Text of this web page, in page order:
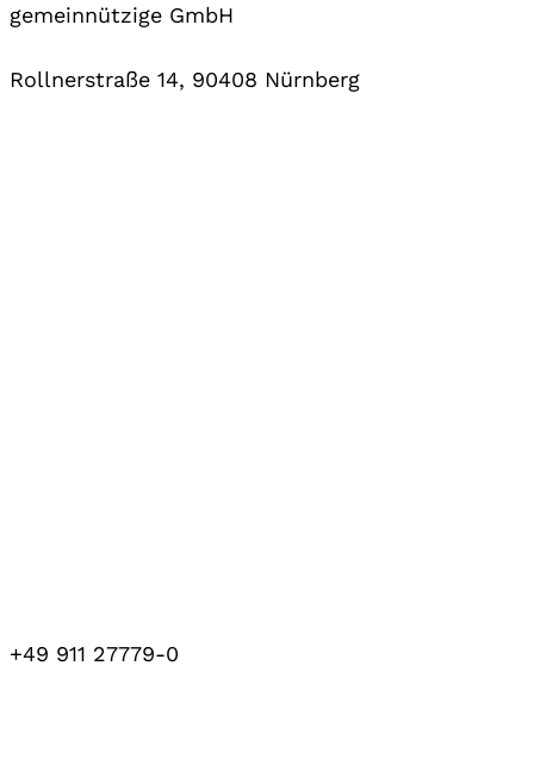
gemeinnützige GmbH
Rollnerstraße 14, 90408 Nürnberg
+49 911 27779-0